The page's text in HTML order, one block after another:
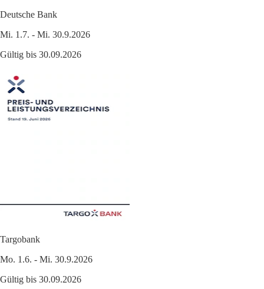
Deutsche Bank
Mi. 1.7. - Mi. 30.9.2026
Gültig bis 30.09.2026
Targobank
Mo. 1.6. - Mi. 30.9.2026
Gültig bis 30.09.2026